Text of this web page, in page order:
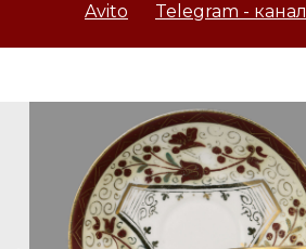
Avito Telegram - канал